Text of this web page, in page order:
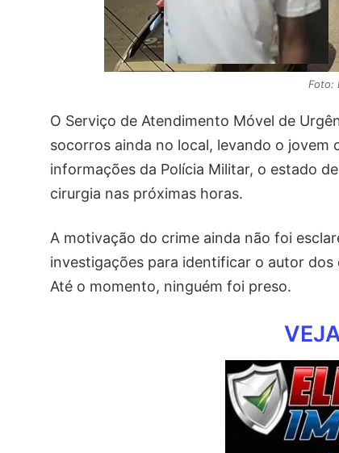
Foto:
O Serviço de Atendimento Móvel de
socorros ainda no local, levando o jovem
informações da Polícia Militar, o estado
cirurgia nas próximas horas.
A motivação do crime ainda não foi
investigações para identificar o autor
Até o momento, ninguém foi preso.